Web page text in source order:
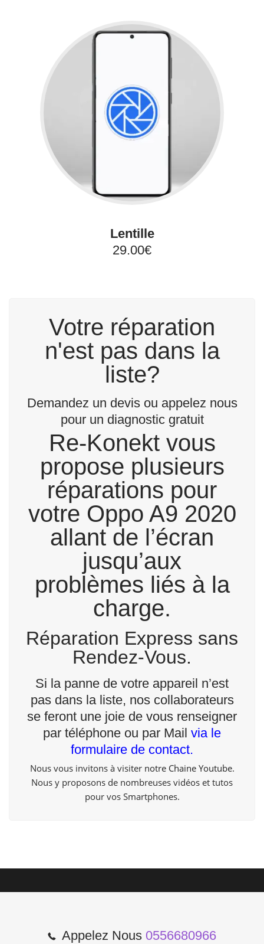
Lentille
29.00€
Votre réparation
n'est pas dans la
liste?
Demandez un devis ou appelez nous
pour un diagnostic gratuit
Re-Konekt vous
propose plusieurs
réparations pour
votre Oppo A9 2020
allant de l’écran
jusqu’aux
problèmes liés à la
charge.
Réparation Express sans
Rendez-Vous.
Si la panne de votre appareil n’est
pas dans la liste, nos collaborateurs
se feront une joie de vous renseigner
par téléphone ou par Mail via le
formulaire de contact.
Nous vous invitons à visiter notre Chaine Youtube.
Nous y proposons de nombreuses vidéos et tutos
pour vos Smartphones.
Appelez Nous 0556680966